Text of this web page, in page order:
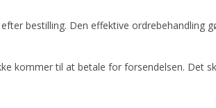
bestilling. Den effektive ordrebehandling
kommer til at betale for forsendelsen. Det